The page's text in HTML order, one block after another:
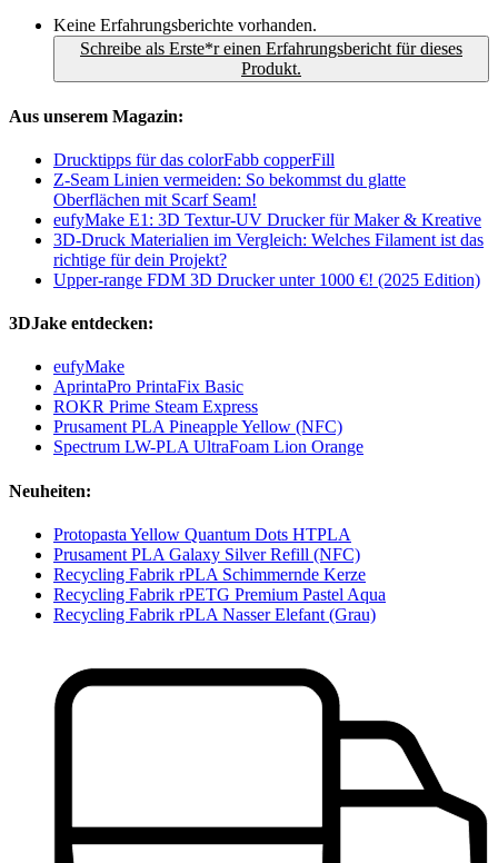
Keine Erfahrungsberichte vorhanden.
Schreibe als Erste*r einen Erfahrungsbericht für dieses
Produkt.
Aus unserem Magazin:
Drucktipps für das colorFabb copperFill
Z-Seam Linien vermeiden: So bekommst du glatte
Oberflächen mit Scarf Seam!
eufyMake E1: 3D Textur-UV Drucker für Maker & Kreative
3D-Druck Materialien im Vergleich: Welches Filament ist das
richtige für dein Projekt?
Upper-range FDM 3D Drucker unter 1000 €! (2025 Edition)
3DJake entdecken:
eufyMake
AprintaPro PrintaFix Basic
ROKR Prime Steam Express
Prusament PLA Pineapple Yellow (NFC)
Spectrum LW-PLA UltraFoam Lion Orange
Neuheiten:
Protopasta Yellow Quantum Dots HTPLA
Prusament PLA Galaxy Silver Refill (NFC)
Recycling Fabrik rPLA Schimmernde Kerze
Recycling Fabrik rPETG Premium Pastel Aqua
Recycling Fabrik rPLA Nasser Elefant (Grau)